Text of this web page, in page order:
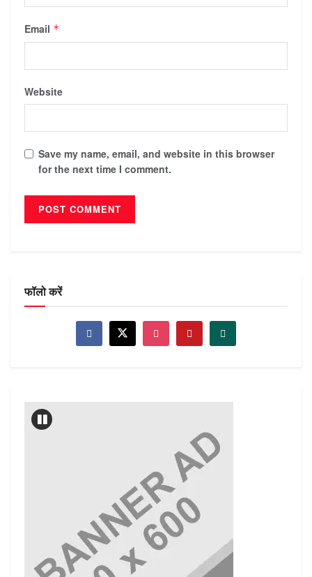
Email *
Website
Save my name, email, and website in this browser
for the next time I comment.
फॉलो करें